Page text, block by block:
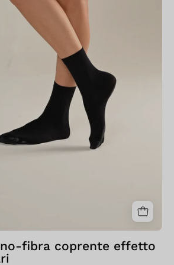
seta
Denari
fibra coprente effetto